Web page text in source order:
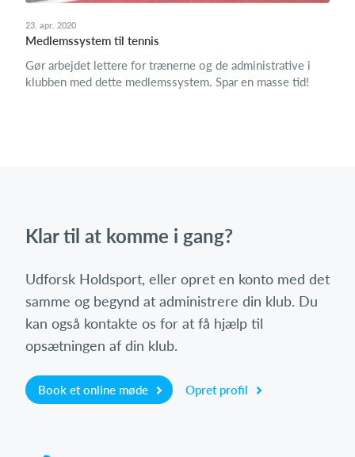
23. apr. 2020
Medlemssystem til tennis
Gør arbejdet lettere for trænerne og de administrative i
klubben med dette medlemssystem. Spar en masse tid!
Klar til at komme i gang?
Udforsk Holdsport, eller opret en konto med det
samme og begynd at administrere din klub. Du
kan også kontakte os for at få hjælp til
opsætningen af din klub.
Book et online møde Opret profil